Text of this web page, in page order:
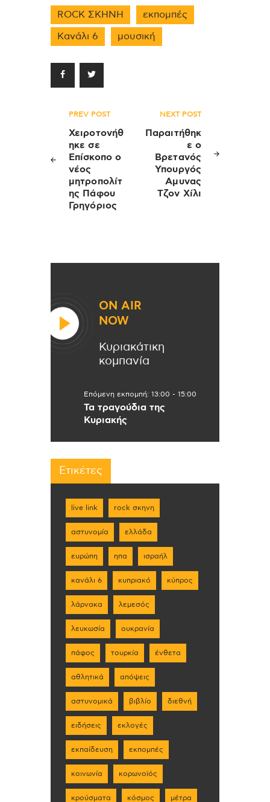
ROCK ΣΚΗΝΗ εκπομπές
Κανάλι 6 μουσική
Πλοήγηση
άρθρων
PREV POST
Χειροτονήθ
ηκε σε
Επίσκοπο ο
νέος
μητροπολίτ
ης Πάφου
Γρηγόριος
NEXT POST
Παραιτήθηκ
ε ο
Βρετανός
Υπουργός
Αμυνας
Τζον Χίλι
ON AIR
NOW
Κυριακάτικη
κομπανία
Επόμενη εκπομπή: 13:00 - 15:00
Τα τραγούδια της
Κυριακής
Ετικέτες
live link rock σκηνη
αστυνομία ελλάδα
ευρώπη ηπα ισραήλ
κανάλι 6 κυπριακό κύπρος
λάρνακα λεμεσός
λευκωσία ουκρανία
πάφος τουρκία ένθετα
αθλητικά απόψεις
αστυνομικά βιβλίο διεθνή
ειδήσεις εκλογές
εκπαίδευση εκπομπές
κοινωνία κορωνοϊός
κρούσματα κόσμος μέτρα